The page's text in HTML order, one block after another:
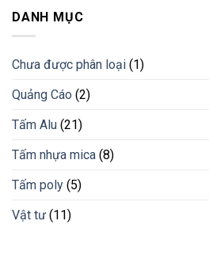
DANH MỤC
Chưa được phân loại (1)
Quảng Cáo (2)
Tấm Alu (21)
Tấm nhựa mica (8)
Tấm poly (5)
Vật tư (11)